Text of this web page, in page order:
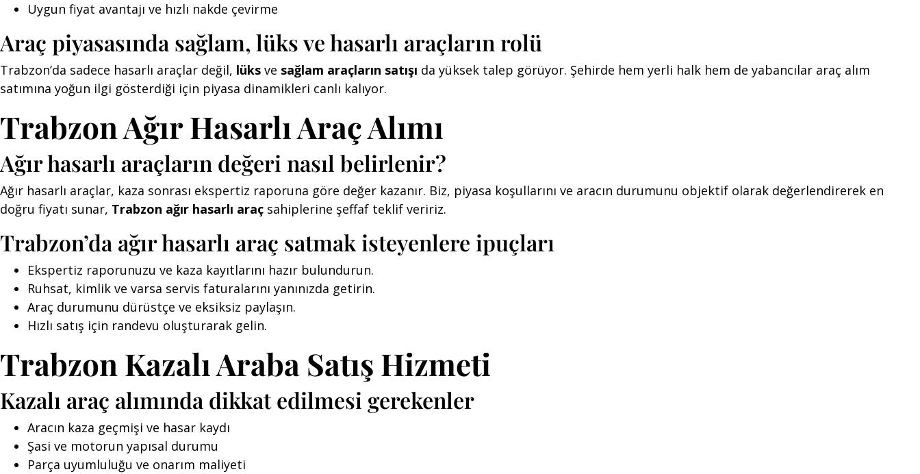
Uygun fiyat avantajı ve hızlı nakde çevirme
Araç piyasasında sağlam, lüks ve hasarlı araçların rolü
Trabzon’da sadece hasarlı araçlar değil, lüks ve sağlam araçların satışı da yüksek talep görüyor. Şehirde hem yerli halk hem de yabancılar araç alım
satımına yoğun ilgi gösterdiği için piyasa dinamikleri canlı kalıyor.
Trabzon Ağır Hasarlı Araç Alımı
Ağır hasarlı araçların değeri nasıl belirlenir?
Ağır hasarlı araçlar, kaza sonrası ekspertiz raporuna göre değer kazanır. Biz, piyasa koşullarını ve aracın durumunu objektif olarak değerlendirerek en
doğru fiyatı sunar, Trabzon ağır hasarlı araç sahiplerine şeffaf teklif veririz.
Trabzon’da ağır hasarlı araç satmak isteyenlere ipuçları
Ekspertiz raporunuzu ve kaza kayıtlarını hazır bulundurun.
Ruhsat, kimlik ve varsa servis faturalarını yanınızda getirin.
Araç durumunu dürüstçe ve eksiksiz paylaşın.
Hızlı satış için randevu oluşturarak gelin.
Trabzon Kazalı Araba Satış Hizmeti
Kazalı araç alımında dikkat edilmesi gerekenler
Aracın kaza geçmişi ve hasar kaydı
Şasi ve motorun yapısal durumu
Parça uyumluluğu ve onarım maliyeti